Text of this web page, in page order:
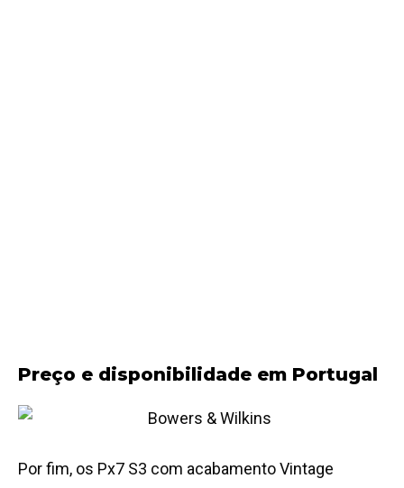
Preço e disponibilidade em Portugal
Por fim, os Px7 S3 com acabamento Vintage